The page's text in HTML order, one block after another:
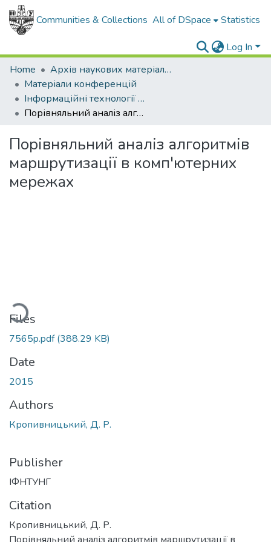
Communities & Collections All of DSpace Statistics
Log In
Home
Архів наукових матеріалів
Матеріали конференцій
Інформаційні технології в освіті, техніці та промисловості
Порівняльний аналіз алгоритмів маршрутизації в комп'ютерних мережах
Порівняльний аналіз алгоритмів
маршрутизації в комп'ютерних
мережах
Files
7565p.pdf(388.29 KB)
Date
2015
Authors
Кропивницький, Д. Р.
Publisher
ІФНТУНГ
Citation
Кропивницький, Д. Р.